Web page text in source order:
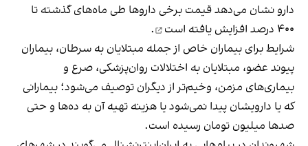
دارو نشان می‌دهد قیمت برخی داروها طی ماه‌های گذشته تا
۴۰۰ درصد افزایش یافته است
.
شرایط برای بیماران خاص از جمله مبتلایان به سرطان، بیماران
پیوند عضو، مبتلایان به اختلالات روان‌پزشکی، صرع و
بیماری‌های مزمن، وخیم‌تر از دیگران توصیف می‌شود؛ بیمارانی
که یا دارویشان پیدا نمی‌شود یا هزینه تهیه آن به ده‌ها و حتی
صدها میلیون تومان رسیده است.